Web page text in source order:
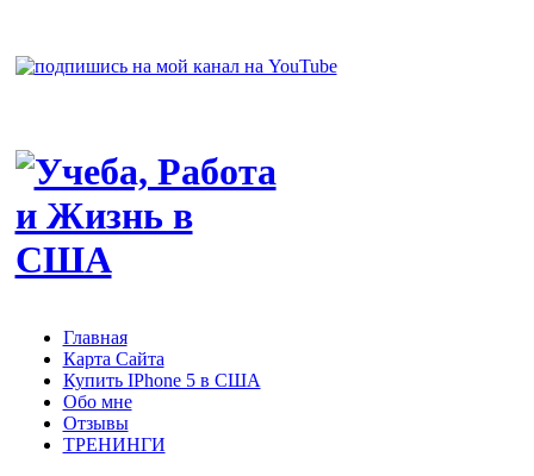
Главная
Карта Сайта
Купить IPhone 5 в США
Обо мне
Отзывы
ТРЕНИНГИ